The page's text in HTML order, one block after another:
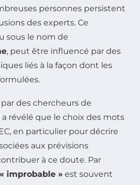
personnes persistent
des experts. Ce
sous le nom de
, peut être influencé par des
liés à la façon dont les
des chercheurs de
a révélé que le choix des mots
en particulier pour décrire
aux prévisions
à ce doute. Par
« improbable » est souvent